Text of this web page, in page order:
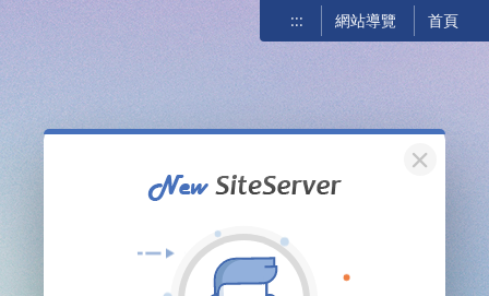
::: 網站導覽 首頁
關閉